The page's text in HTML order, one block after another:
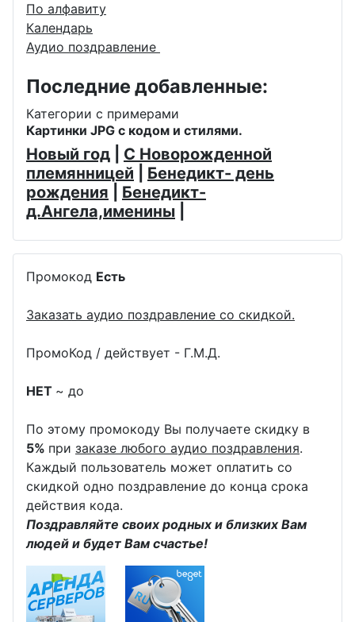
По алфавиту
Календарь
Аудио поздравление
Последние добавленные:
Категории с примерами
Картинки JPG с кодом и стилями.
Новый год
С Новорожденной
племянницей
Бенедикт- день
рождения
Бенедикт-
д.Ангела,именины
Промокод Есть
Заказать аудио поздравление со скидкой.
ПромоКод / действует - Г.М.Д.
НЕТ ~ до
По этому промокоду Вы получаете скидку в
5% при заказе любого аудио поздравления.
Каждый пользователь может оплатить со
скидкой одно поздравление до конца срока
действия кода.
Поздравляйте своих родных и близких Вам
людей и будет Вам счастье!